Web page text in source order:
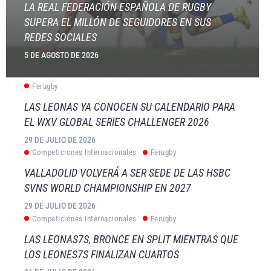
LA REAL FEDERACIÓN ESPAÑOLA DE RUGBY
SUPERA EL MILLÓN DE SEGUIDORES EN SUS
REDES SOCIALES
5 DE AGOSTO DE 2026
Ferugby
LAS LEONAS YA CONOCEN SU CALENDARIO PARA
EL WXV GLOBAL SERIES CHALLENGER 2026
29 DE JULIO DE 2026
Competiciones Internacionales Ferugby
VALLADOLID VOLVERÁ A SER SEDE DE LAS HSBC
SVNS WORLD CHAMPIONSHIP EN 2027
29 DE JULIO DE 2026
Competiciones Internacionales Ferugby
LAS LEONAS7S, BRONCE EN SPLIT MIENTRAS QUE
LOS LEONES7S FINALIZAN CUARTOS